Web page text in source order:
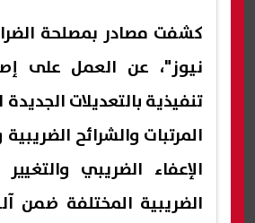
كشفت مصادر بمصلحة
نيوز"، عن العمل على
تنفيذية بالتعديلات
المرتبات والشرائح
الإعفاء الضريبي
الضريبية المختلفة ضمن